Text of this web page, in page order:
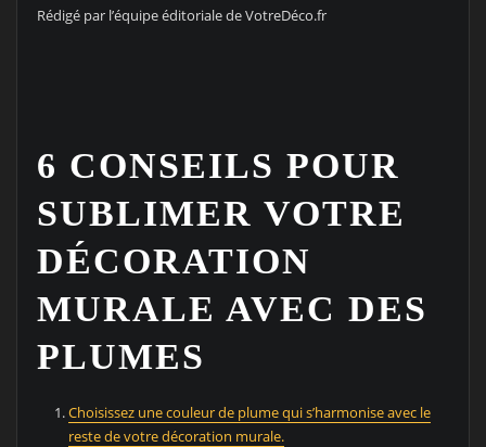
Rédigé par l’équipe éditoriale de VotreDéco.fr
6 CONSEILS POUR
SUBLIMER VOTRE
DÉCORATION
MURALE AVEC DES
PLUMES
Choisissez une couleur de plume qui s’harmonise avec le
reste de votre décoration murale.